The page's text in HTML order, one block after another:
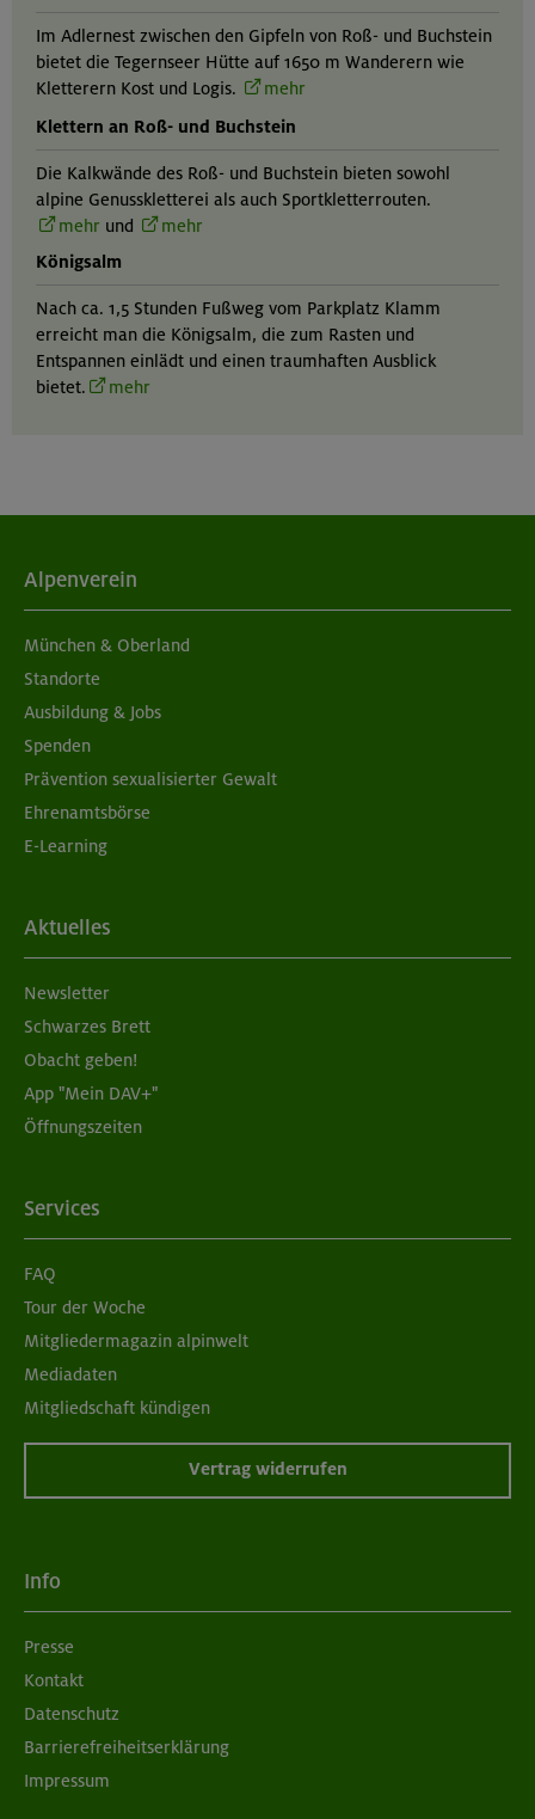
Im Adlernest zwischen den Gipfeln von Roß- und Buchstein
bietet die Tegernseer Hütte auf 1650 m Wanderern wie
Kletterern Kost und Logis.
mehr
Klettern an Roß- und Buchstein
Die Kalkwände des Roß- und Buchstein bieten sowohl
alpine Genusskletterei als auch Sportkletterrouten.
mehr und
mehr
Königsalm
Nach ca. 1,5 Stunden Fußweg vom Parkplatz Klamm
erreicht man die Königsalm, die zum Rasten und
Entspannen einlädt und einen traumhaften Ausblick
bietet.
mehr
Alpenverein
München & Oberland
Standorte
Ausbildung & Jobs
Spenden
Prävention sexualisierter Gewalt
Ehrenamtsbörse
E-Learning
Aktuelles
Newsletter
Schwarzes Brett
Obacht geben!
App "Mein DAV+"
Öffnungszeiten
Services
FAQ
Tour der Woche
Mitgliedermagazin alpinwelt
Mediadaten
Mitgliedschaft kündigen
Vertrag widerrufen
Info
Presse
Kontakt
Datenschutz
Barrierefreiheitserklärung
Impressum